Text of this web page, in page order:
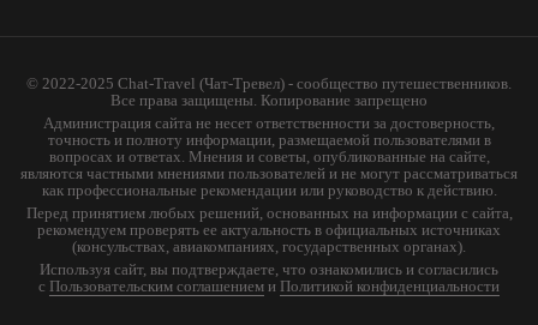
© 2022-2025 Chat-Travel (Чат-Тревел) - сообщество путешественников.
Все права защищены. Копирование запрещено
Администрация сайта не несет ответственности за достоверность,
точность и полноту информации, размещаемой пользователями в
вопросах и ответах. Мнения и советы, опубликованные на сайте,
являются частными мнениями пользователей и не могут рассматриваться
как профессиональные рекомендации или руководство к действию.
Перед принятием любых решений, основанных на информации с сайта,
рекомендуем проверять ее актуальность в официальных источниках
(консульствах, авиакомпаниях, государственных органах).
Используя сайт, вы подтверждаете, что ознакомились и согласились
с Пользовательским соглашением и Политикой конфиденциальности